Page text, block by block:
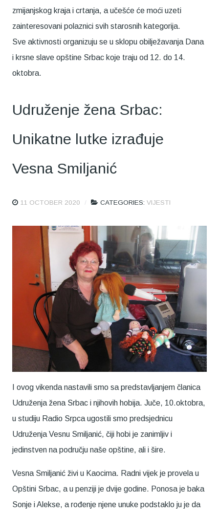
zmijanjskog kraja i crtanja, a učešće će moći uzeti
zainteresovani polaznici svih starosnih kategorija.
Sve aktivnosti organizuju se u sklopu obilježavanja Dana
i krsne slave opštine Srbac koje traju od 12. do 14.
oktobra.
Udruženje žena Srbac:
Unikatne lutke izrađuje
Vesna Smiljanić
11 OCTOBER 2020 CATEGORIES: VIJESTI
I ovog vikenda nastavili smo sa predstavljanjem članica
Udruženja žena Srbac i njihovih hobija. Juče, 10.oktobra,
u studiju Radio Srpca ugostili smo predsjednicu
Udruženja Vesnu Smiljanić, čiji hobi je zanimljiv i
jedinstven na području naše opštine, ali i šire.
Vesna Smiljanić živi u Kaocima. Radni vijek je provela u
Opštini Srbac, a u penziji je dvije godine. Ponosa je baka
Sonje i Alekse, a rođenje njene unuke podstaklo ju je da